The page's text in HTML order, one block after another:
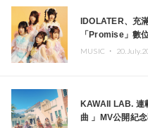
IDOLATER、充
「Promise」數
MUSIC ・
KAWAII LAB. 連
曲 」MV公開紀